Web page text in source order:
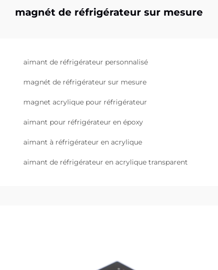
magnét de réfrigérateur sur mesure
aimant de réfrigérateur personnalisé
magnét de réfrigérateur sur mesure
magnet acrylique pour réfrigérateur
aimant pour réfrigérateur en époxy
aimant à réfrigérateur en acrylique
aimant de réfrigérateur en acrylique transparent